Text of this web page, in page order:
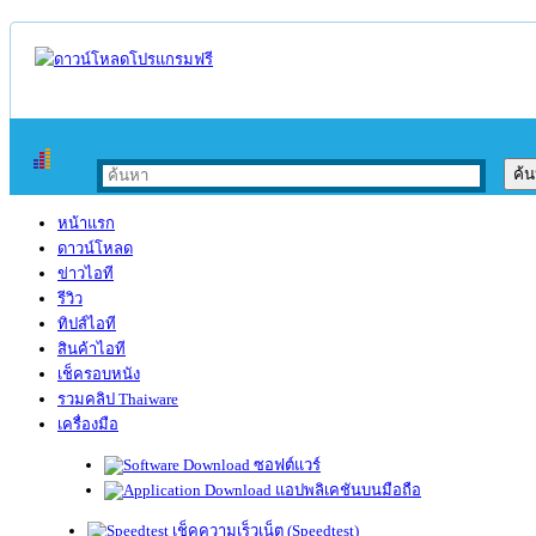
หน้าแรก
ดาวน์โหลด
ข่าวไอที
รีวิว
ทิปส์ไอที
สินค้าไอที
เช็ครอบหนัง
รวมคลิป Thaiware
เครื่องมือ
ซอฟต์แวร์
แอปพลิเคชันบนมือถือ
เช็คความเร็วเน็ต (Speedtest)